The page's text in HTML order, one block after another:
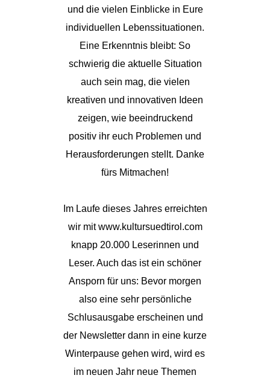
und die vielen Einblicke in Eure
individuellen Lebenssituationen.
Eine Erkenntnis bleibt: So
schwierig die aktuelle Situation
auch sein mag, die vielen
kreativen und innovativen Ideen
zeigen, wie beeindruckend
positiv ihr euch Problemen und
Herausforderungen stellt. Danke
fürs Mitmachen!
Im Laufe dieses Jahres erreichten
wir mit www.kultursuedtirol.com
knapp 20.000 Leserinnen und
Leser. Auch das ist ein schöner
Ansporn für uns: Bevor morgen
also eine sehr persönliche
Schlusausgabe erscheinen und
der Newsletter dann in eine kurze
Winterpause gehen wird, wird es
im neuen Jahr neue Themen